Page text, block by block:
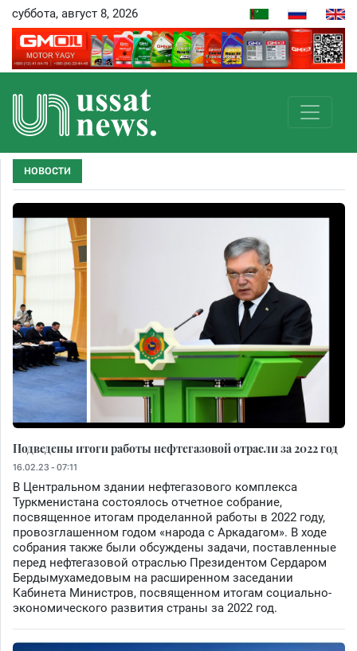
суббота, август 8, 2026
НОВОСТИ
Подведены итоги работы нефтегазовой отрасли за 2022 год
16.02.23 - 07:11
В Центральном здании нефтегазового комплекса
Туркменистана состоялось отчетное собрание,
посвященное итогам проделанной работы в 2022 году,
провозглашенном годом «народа с Аркадагом». В ходе
собрания также были обсуждены задачи, поставленные
перед нефтегазовой отраслью Президентом Сердаром
Бердымухамедовым на расширенном заседании
Кабинета Министров, посвященном итогам социально-
экономического развития страны за 2022 год.